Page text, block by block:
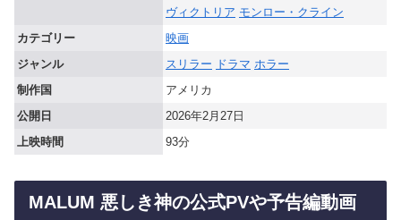
ヴィクトリア モンロー・クライン
カテゴリー
映画
ジャンル
スリラー ドラマ ホラー
制作国
アメリカ
公開日
2026年2月27日
上映時間
93分
MALUM 悪しき神の公式PVや予告編動画